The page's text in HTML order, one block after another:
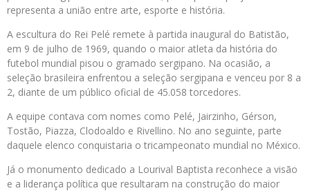
representa a união entre arte, esporte e história.
A escultura do Rei Pelé remete à partida inaugural do Batistão,
em 9 de julho de 1969, quando o maior atleta da história do
futebol mundial pisou o gramado sergipano. Na ocasião, a
seleção brasileira enfrentou a seleção sergipana e venceu por 8 a
2, diante de um público oficial de 45.058 torcedores.
A equipe contava com nomes como Pelé, Jairzinho, Gérson,
Tostão, Piazza, Clodoaldo e Rivellino. No ano seguinte, parte
daquele elenco conquistaria o tricampeonato mundial no México.
Já o monumento dedicado a Lourival Baptista reconhece a visão
e a liderança política que resultaram na construção do maior